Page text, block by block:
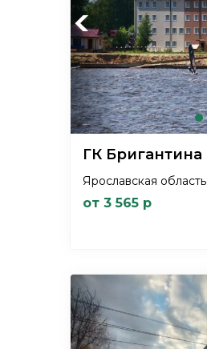
Previous
ГК Бригантина
Ярославская область
от 3 565 р